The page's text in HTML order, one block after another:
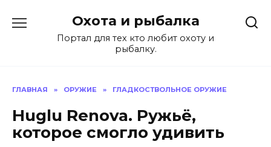
содержанию
Охота и рыбалка
Портал для тех кто любит охоту и
рыбалку.
ГЛАВНАЯ » ОРУЖИЕ » ГЛАДКОСТВОЛЬНОЕ ОРУЖИЕ
Huglu Renova. Ружьё,
которое смогло удивить